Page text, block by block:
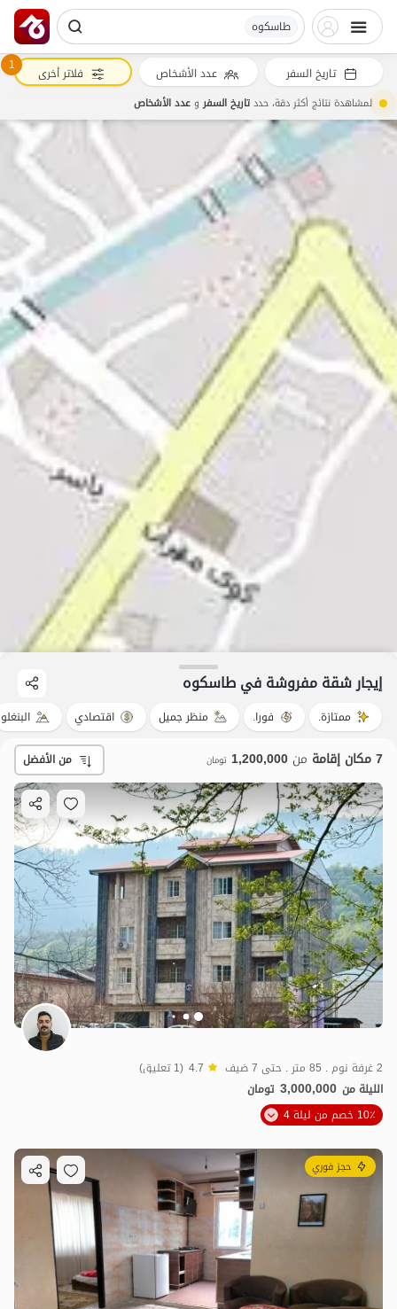
طاسکوه
إيجار شقة مفروشة في طاسکوه
ممتازة. فورا. منظر جميل اقتصادي البنغلو
7 مكان إقامة من 1,200,000 تومان من الأفضل
2 غرفة نوم . 85 متر . حتى 7 ضيف 4.7 (1 تعليق)
الليلة من 3,000,000 تومان
10٪ خصم من ليلة 4
حجز فوري
تاريخ السفر عدد الأشخاص 1 فلاتر أخرى
لمشاهدة نتائج أكثر دقة، حددتاريخ السفروعدد الأشخاص